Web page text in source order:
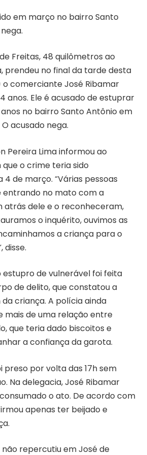
em março no bairro Santo
Freitas, 48 quilômetros ao
prendeu no final da tarde desta
o comerciante José Ribamar
anos. Ele é acusado de estuprar
anos no bairro Santo Antônio em
acusado nega.
Pereira Lima informou ao
o crime teria sido
4 de março. “Várias pessoas
entrando no mato com a
atrás dele e o reconheceram,
o inquérito, ouvimos as
a criança para o
disse.
de vulnerável foi feita
de delito, que constatou a
criança. A polícia ainda
mais de uma relação entre
que teria dado biscoitos e
a confiança da garota.
por volta das 17h sem
Na delegacia, José Ribamar
o ato. De acordo com
apenas ter beijado e
repercutiu em José de